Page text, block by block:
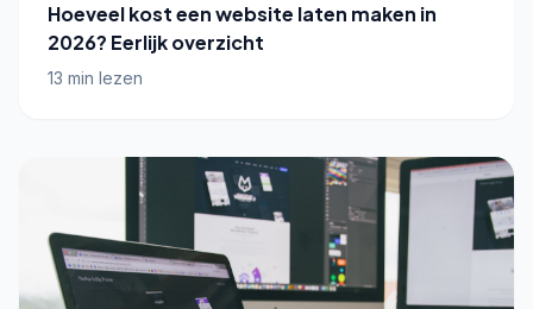
Hoeveel kost een website laten maken in
2026? Eerlijk overzicht
13 min lezen